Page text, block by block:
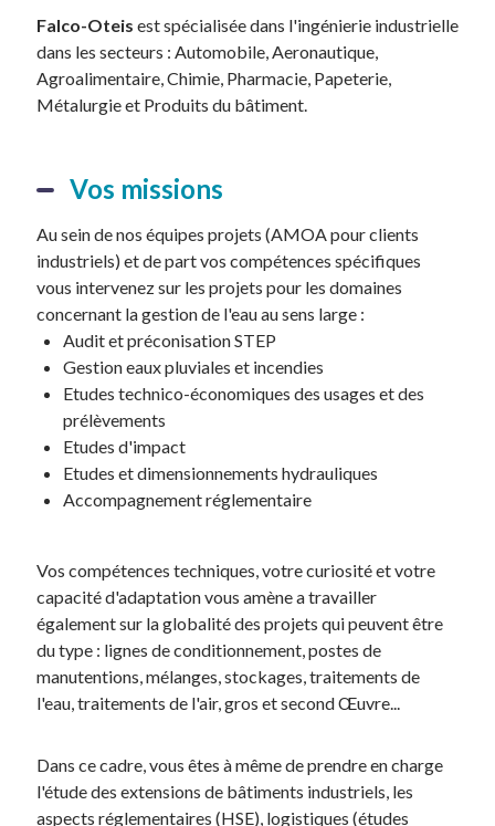
Falco-Oteis est spécialisée dans l'ingénierie industrielle
dans les secteurs : Automobile, Aeronautique,
Agroalimentaire, Chimie, Pharmacie, Papeterie,
Métalurgie et Produits du bâtiment.
Vos missions
Au sein de nos équipes projets (AMOA pour clients
industriels) et de part vos compétences spécifiques
vous intervenez sur les projets pour les domaines
concernant la gestion de l'eau au sens large :
Audit et préconisation STEP
Gestion eaux pluviales et incendies
Etudes technico-économiques des usages et des
prélèvements
Etudes d'impact
Etudes et dimensionnements hydrauliques
Accompagnement réglementaire
Vos compétences techniques, votre curiosité et votre
capacité d'adaptation vous amène a travailler
également sur la globalité des projets qui peuvent être
du type : lignes de conditionnement, postes de
manutentions, mélanges, stockages, traitements de
l'eau, traitements de l'air, gros et second Œuvre...
Dans ce cadre, vous êtes à même de prendre en charge
l'étude des extensions de bâtiments industriels, les
aspects réglementaires (HSE), logistiques (études